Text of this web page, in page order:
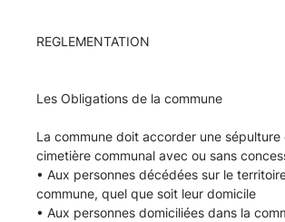
REGLEMENTATION
Les Obligations de la commune
La commune doit accorder une sépulture
cimetière communal avec ou sans
• Aux personnes décédées sur le
commune, quel que soit leur domicile
• Aux personnes domiciliées dans la